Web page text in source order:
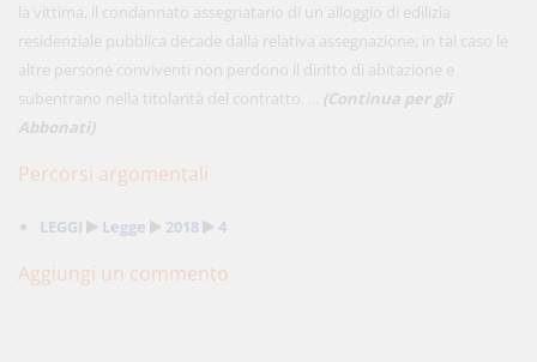
la vittima, il condannato assegnatario di un alloggio di edilizia
residenziale pubblica decade dalla relativa assegnazione; in tal caso le
altre persone conviventi non perdono il diritto di abitazione e
subentrano nella titolarità del contratto. ... (Continua per gli
Abbonati)
Percorsi argomentali
LEGGI Legge 2018 4
Aggiungi un commento